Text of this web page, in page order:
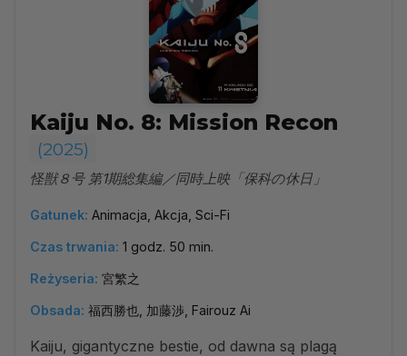
Kaiju No. 8: Mission Recon
(2025)
怪獣８号 第1期総集編／同時上映「保科の休日」
Gatunek: Animacja, Akcja, Sci-Fi
Czas trwania: 1 godz. 50 min.
Reżyseria: 宮繁之
Obsada: 福西勝也, 加藤渉, Fairouz Ai
Kaiju, gigantyczne bestie, od dawna są plagą